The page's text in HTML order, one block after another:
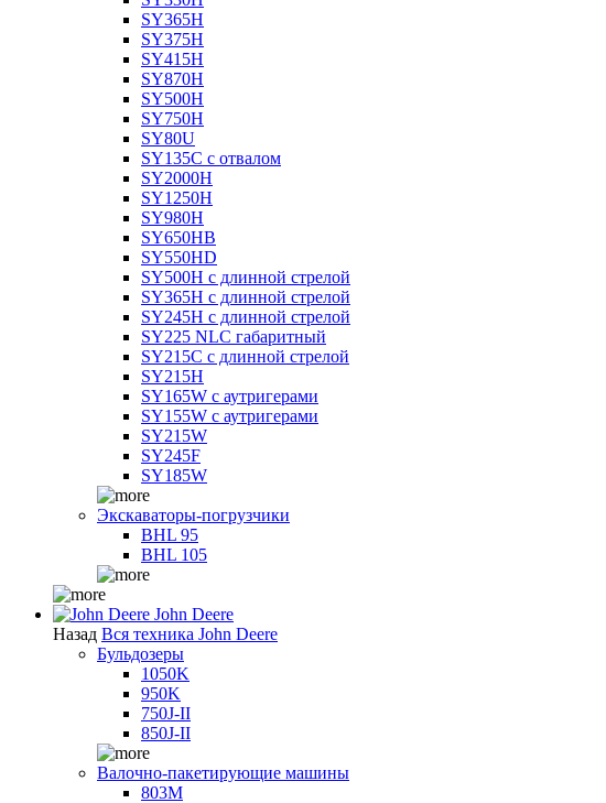
SY365H
SY375H
SY415H
SY870H
SY500H
SY750H
SY80U
SY135C с отвалом
SY2000H
SY1250H
SY980H
SY650HB
SY550HD
SY500H с длинной стрелой
SY365H с длинной стрелой
SY245H с длинной стрелой
SY225 NLC габаритный
SY215C с длинной стрелой
SY215H
SY165W с аутригерами
SY155W с аутригерами
SY215W
SY245F
SY185W
Экскаваторы-погрузчики
BHL 95
BHL 105
John Deere
Назад Вся техника John Deere
Бульдозеры
1050K
950K
750J-II
850J-II
Валочно-пакетирующие машины
803M